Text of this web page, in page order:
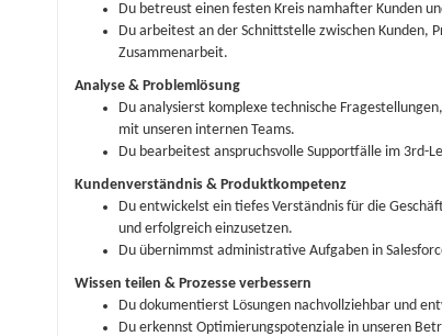
Du betreust einen festen Kreis namhafter Kunden
Du arbeitest an der Schnittstelle zwischen
Zusammenarbeit.
Analyse & Problemlösung
Du analysierst komplexe technische
mit unseren internen Teams.
Du bearbeitest anspruchsvolle Supportfälle im 3rd-
Kundenverständnis & Produktkompetenz
Du entwickelst ein tiefes Verständnis für die
und erfolgreich einzusetzen.
Du übernimmst administrative Aufgaben in
Wissen teilen & Prozesse verbessern
Du dokumentierst Lösungen nachvollziehbar und
Du erkennst Optimierungspotenziale in unseren